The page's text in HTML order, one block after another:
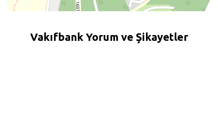
Vakıfbank Yorum ve Şikayetler